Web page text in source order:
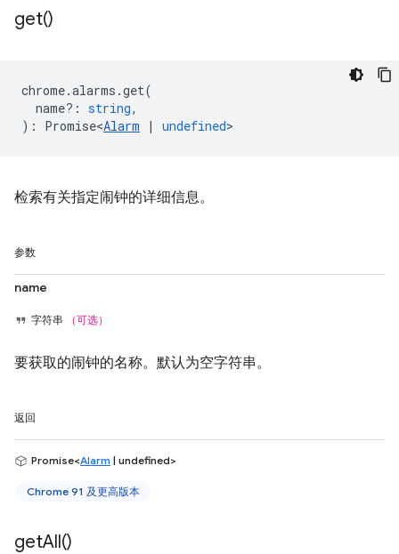
get()
chrome.alarms .get(
name? : string,
) : Promise<Alarm | undefined>
检索有关指定闹钟的详细信息。
参数
name
字符串 （可选）
要获取的闹钟的名称。默认为空字符串。
返回
Promise<Alarm | undefined>
Chrome 91 及更高版本
getAll()